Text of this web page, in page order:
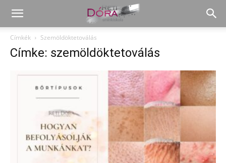
Címkék Szemöldöktetoválás
Címke: szemöldöktetoválás